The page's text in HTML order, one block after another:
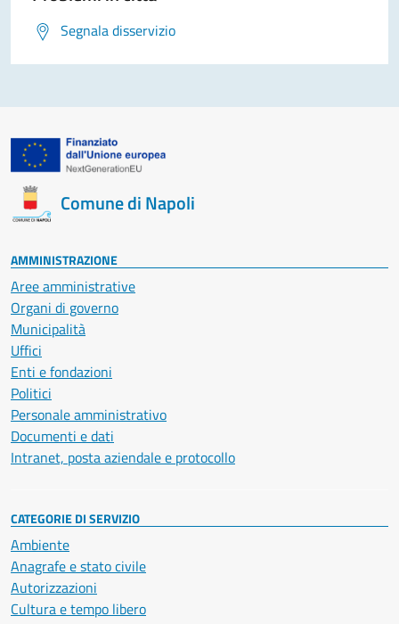
Segnala disservizio
Comune di Napoli
AMMINISTRAZIONE
Aree amministrative
Organi di governo
Municipalità
Uffici
Enti e fondazioni
Politici
Personale amministrativo
Documenti e dati
Intranet, posta aziendale e protocollo
CATEGORIE DI SERVIZIO
Ambiente
Anagrafe e stato civile
Autorizzazioni
Cultura e tempo libero